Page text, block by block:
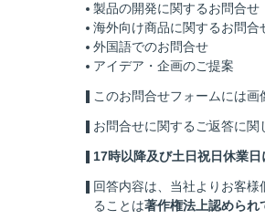
製品の開発に関するお問合せ
海外向け商品に関するお問合
外国語でのお問合せ
アイデア・企画のご提案
このお問合せフォームには画
お問合せに関するご返答に関
17時以降及び土日祝日休業
回答内容は、当社よりお客様
ることは著作権法上認められ